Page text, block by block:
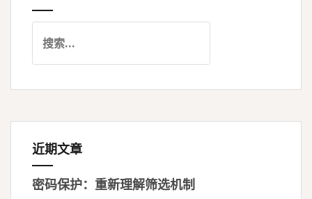
近期文章
密码保护：重新理解筛选机制